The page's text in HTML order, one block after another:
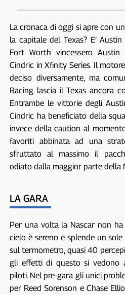
La cronaca di oggi si apre con
la capitale del Texas? E’
Fort Worth vincessero
Cindric in Xfinity Series. Il
deciso diversamente, ma
Racing lascia il Texas ancora
Entrambe le vittorie degli
Cindric ha beneficiato della
invece della caution al
favoriti abbinata ad una
sfruttato al massimo il
odiato dalla maggior parte della
LA GARA
Per una volta la Nascar non
cielo è sereno e splende un
sul termometro, quasi 40
gli effetti di questo si vedono
piloti. Nel pre-gara gli unici
per Reed Sorenson e Chase